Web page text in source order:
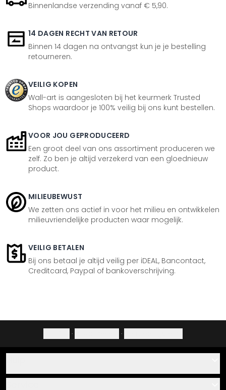
Binnenlandse verzending vanaf € 5,90.
14 DAGEN RECHT VAN RETOUR
Binnen 14 dagen na ontvangst kun je je bestelling
retourneren.
VEILIG KOPEN
Wall-art is aangesloten bij het keurmerk Trusted
Shops waardoor je 100% veilig bij ons kunt bestellen.
VOOR JOU GEPRODUCEERD
Een groot deel van ons assortiment produceren we
zelf. Zo ben je altijd verzekerd van een gloednieuw
product.
MILIEUBEWUST
We zetten ons actief in voor het milieu en ontwikkelen
milieuvriendelijke producten waar mogelijk.
VEILIG BETALEN
Bij ons betaal je altijd veilig per iDEAL, Bancontact,
Creditcard, Paypal of bankoverschrijving.
· ·